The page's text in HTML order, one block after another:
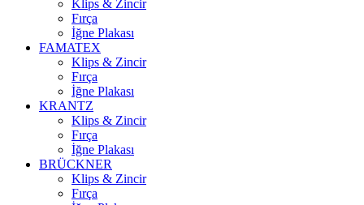
Klips & Zincir
Fırça
İğne Plakası
FAMATEX
Klips & Zincir
Fırça
İğne Plakası
KRANTZ
Klips & Zincir
Fırça
İğne Plakası
BRÜCKNER
Klips & Zincir
Fırça